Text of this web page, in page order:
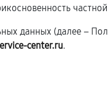
данных (далее –
center.ru.